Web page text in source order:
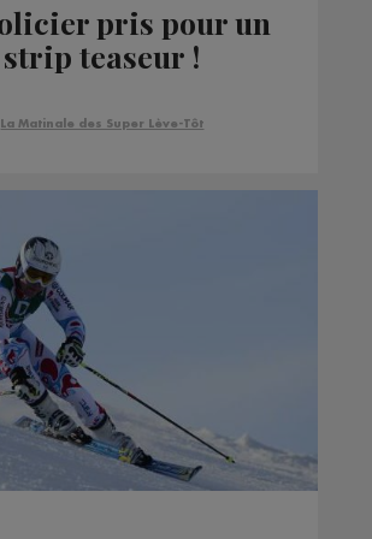
pris pour un
strip teaseur !
La Matinale des Super Lève-Tôt